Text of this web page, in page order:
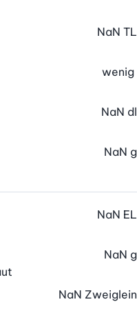
NaN TL
wenig
NaN dl
NaN g
NaN EL
NaN g
NaN Zweiglein